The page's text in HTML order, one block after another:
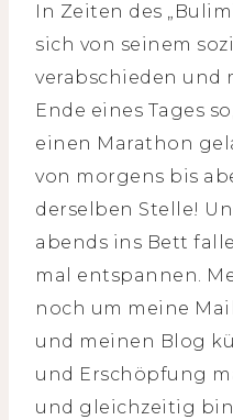
In Zeiten des
sich von seinem
verabschieden und
Ende eines Tages
einen Marathon
von morgens bis
derselben Stelle!
abends ins Bett
mal entspannen.
noch um meine
und meinen Blog
und Erschöpfung
und gleichzeitig